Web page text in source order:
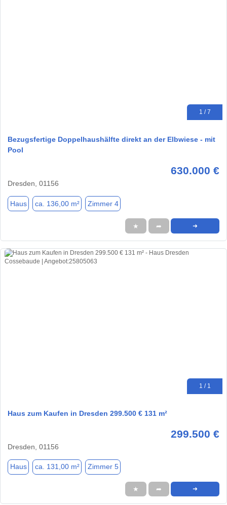
1 / 7
Bezugsfertige Doppelhaushälfte direkt an der Elbwiese - mit
Pool
630.000 €
Dresden, 01156
Haus ca. 136,00 m² Zimmer 4
★ ➦ ➜
1 / 1
Haus zum Kaufen in Dresden 299.500 € 131 m²
299.500 €
Dresden, 01156
Haus ca. 131,00 m² Zimmer 5
★ ➦ ➜